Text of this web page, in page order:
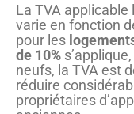
La TVA
varie en fonction
pour les
de 10%
neufs, la TVA est
réduire
propriétaires